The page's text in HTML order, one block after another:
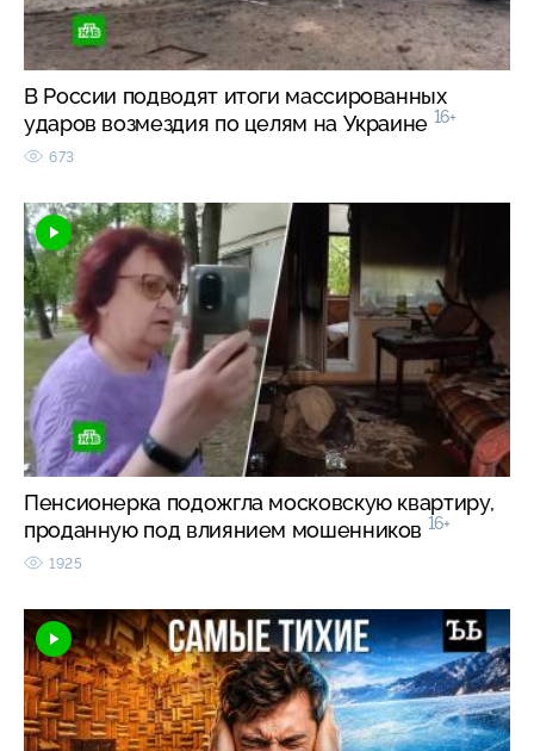
В России подводят итоги массированных
ударов возмездия по целям на Украине 16+
673
Пенсионерка подожгла московскую квартиру,
проданную под влиянием мошенников 16+
1925